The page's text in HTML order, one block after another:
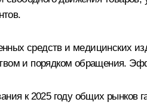
средств и медицинских
и порядком обращения.
к 2025 году общих рынков